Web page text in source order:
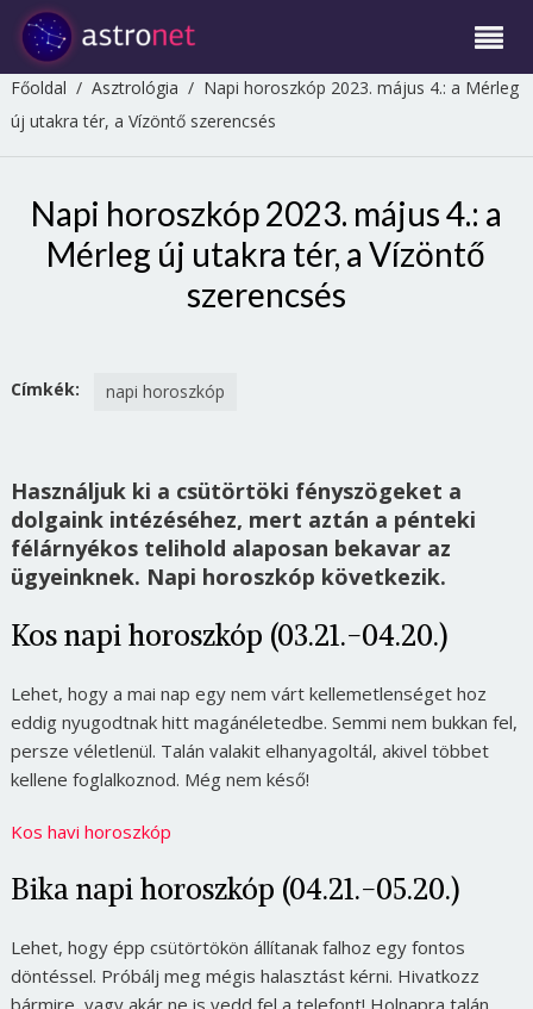
Főoldal / Asztrológia / Napi horoszkóp 2023. május 4.: a Mérleg
új utakra tér, a Vízöntő szerencsés
Napi horoszkóp 2023. május 4.: a
Mérleg új utakra tér, a Vízöntő
szerencsés
Címkék: napi horoszkóp
Használjuk ki a csütörtöki fényszögeket a
dolgaink intézéséhez, mert aztán a pénteki
félárnyékos telihold alaposan bekavar az
ügyeinknek. Napi horoszkóp következik.
Kos napi horoszkóp (03.21.-04.20.)
Lehet, hogy a mai nap egy nem várt kellemetlenséget hoz
eddig nyugodtnak hitt magánéletedbe. Semmi nem bukkan fel,
persze véletlenül. Talán valakit elhanyagoltál, akivel többet
kellene foglalkoznod. Még nem késő!
Kos havi horoszkóp
Bika napi horoszkóp (04.21.-05.20.)
Lehet, hogy épp csütörtökön állítanak falhoz egy fontos
döntéssel. Próbálj meg mégis halasztást kérni. Hivatkozz